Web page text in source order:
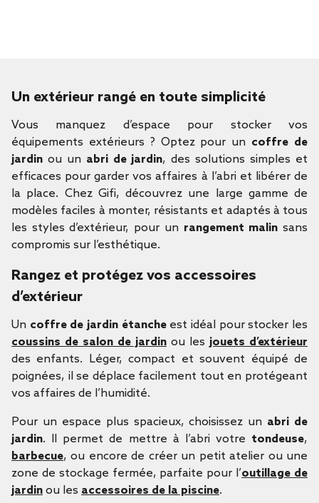
Un extérieur rangé en toute simplicité
Vous manquez d’espace pour stocker vos
équipements extérieurs ? Optez pour un coffre de
jardin ou un abri de jardin, des solutions simples et
efficaces pour garder vos affaires à l’abri et libérer de
la place. Chez Gifi, découvrez une large gamme de
modèles faciles à monter, résistants et adaptés à tous
les styles d’extérieur, pour un rangement malin sans
compromis sur l’esthétique.
Rangez et protégez vos accessoires
d’extérieur
Un coffre de jardin étancheest idéal pour stocker les
coussins de salon de jardin ou les jouets d’extérieur
des enfants. Léger, compact et souvent équipé de
poignées, il se déplace facilement tout en protégeant
vos affaires de l’humidité.
Pour un espace plus spacieux, choisissez un abri de
jardin. Il permet de mettre à l’abri votre tondeuse,
barbecue, ou encore de créer un petit atelier ou une
zone de stockage fermée, parfaite pour l’outillage de
jardin ou les accessoires de la piscine.